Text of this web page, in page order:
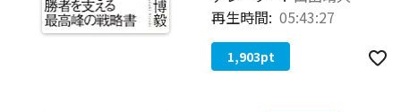
再生時間: 05:43:27
1,903pt